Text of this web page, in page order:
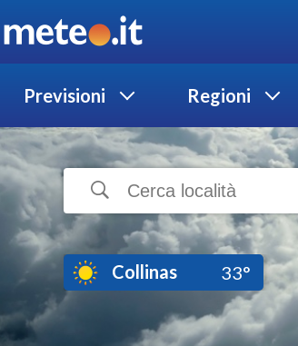
Previsioni Regioni
Collinas 33°